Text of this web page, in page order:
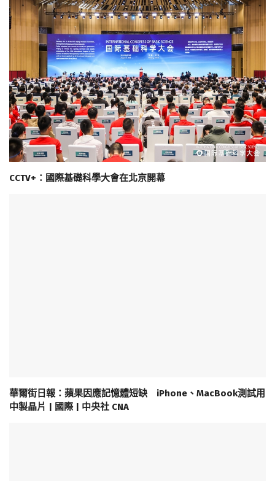
CCTV+：國際基礎科學大會在北京開幕
華爾街日報：蘋果因應記憶體短缺 iPhone、MacBook測試用
中製晶片 | 國際 | 中央社 CNA